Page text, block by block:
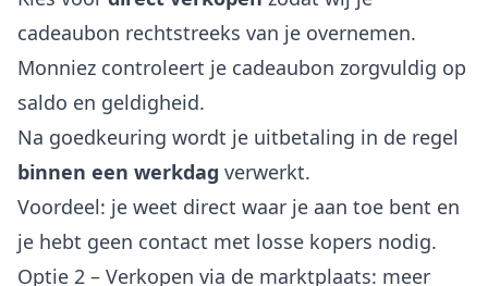
cadeaubon rechtstreeks van je overnemen.
Monniez controleert je cadeaubon zorgvuldig op
saldo en geldigheid.
Na goedkeuring wordt je uitbetaling in de regel
binnen een werkdag verwerkt.
Voordeel: je weet direct waar je aan toe bent en
je hebt geen contact met losse kopers nodig.
Optie 2 – Verkopen via de marktplaats: meer